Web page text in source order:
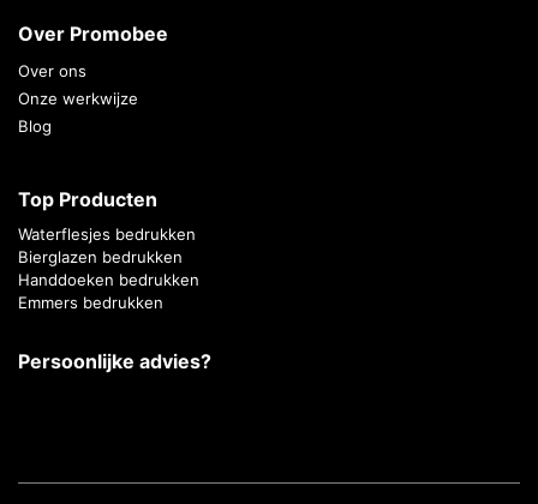
Over Promobee
Over ons
Onze werkwijze
Blog
Top Producten
Waterflesjes bedrukken
Bierglazen bedrukken
Handdoeken bedrukken
Emmers bedrukken
Persoonlijke advies?